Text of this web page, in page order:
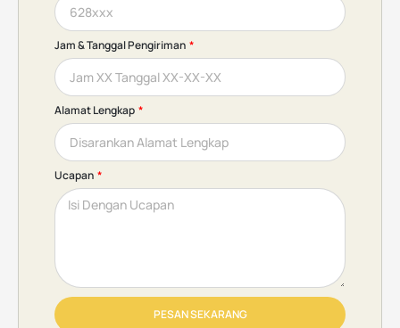
Jam & Tanggal Pengiriman
Alamat Lengkap
Ucapan
PESAN SEKARANG